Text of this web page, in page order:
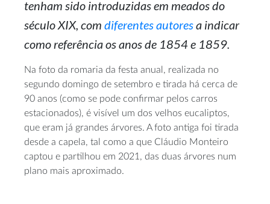
tenham sido introduzidas em meados do
século XIX, com diferentes autoresa indicar
como referência os anos de 1854 e 1859.
Na foto da romaria da festa anual, realizada no
segundo domingo de setembro e tirada há cerca de
90 anos (como se pode confirmar pelos carros
estacionados), é visível um dos velhos eucaliptos,
que eram já grandes árvores. A foto antiga foi tirada
desde a capela, tal como a que Cláudio Monteiro
captou e partilhou em 2021, das duas árvores num
plano mais aproximado.